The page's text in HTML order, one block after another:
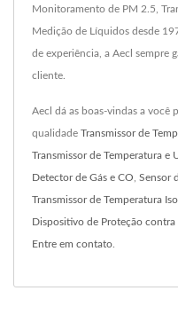
Monitoramento de PM 2.5,
Medição de Líquidos desde
de experiência, a Aecl sempre
cliente.
Aecl dá as boas-vindas a você
qualidade Transmissor de
Transmissor de Temperatura e
Detector de Gás e CO Sensor
Transmissor de Temperatura
Dispositivo de Proteção contra
Entre em contato